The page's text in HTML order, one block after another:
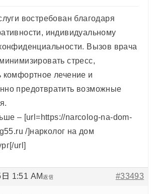
востребован благодаря
индивидуальному
Вызов врача
стресс,
комфортное лечение и
предотвратить возможные
– [url=https://narcolog-na-dom-
/]нарколог на дом
url]
1:51 AM #33493
返信